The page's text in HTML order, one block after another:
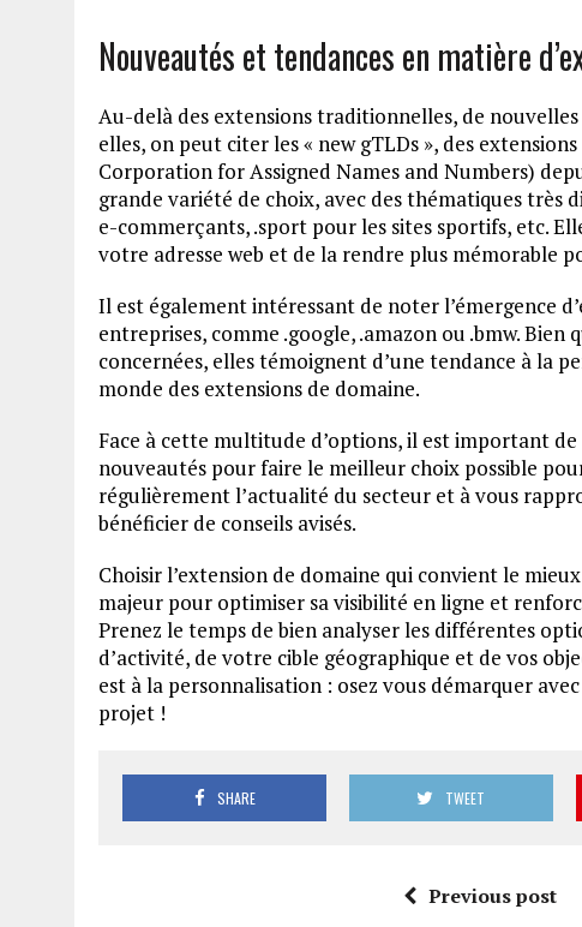
Nouveautés et tendances en matière
Au-delà des extensions traditionnelles, de
elles, on peut citer les « new gTLDs », des
Corporation for Assigned Names and Numbers)
grande variété de choix, avec des thématiques très
e-commerçants, .sport pour les sites sportifs, etc.
votre adresse web et de la rendre plus mémorable
Il est également intéressant de noter l’émergence
entreprises, comme .google, .amazon ou .bmw.
concernées, elles témoignent d’une tendance à la
monde des extensions de domaine.
Face à cette multitude d’options, il est important
nouveautés pour faire le meilleur choix possible
régulièrement l’actualité du secteur et à vous
bénéficier de conseils avisés.
Choisir l’extension de domaine qui convient le
majeur pour optimiser sa visibilité en ligne et
Prenez le temps de bien analyser les différentes
d’activité, de votre cible géographique et de vos
est à la personnalisation : osez vous démarquer
projet !
SHARE TWEET
Previous post